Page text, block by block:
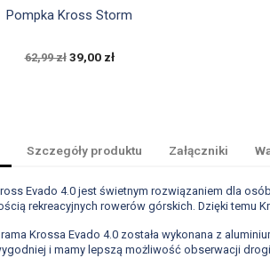
Szybki podgląd
Pompka Kross Storm
62,99 zł 39,00 zł
Szczegóły produktu Załączniki
Evado 4.0 jest świetnym rozwiązaniem dla
rekreacyjnych rowerów górskich. Dzięki temu
Krossa Evado 4.0 została wykonana z
i mamy lepszą możliwość obserwacji